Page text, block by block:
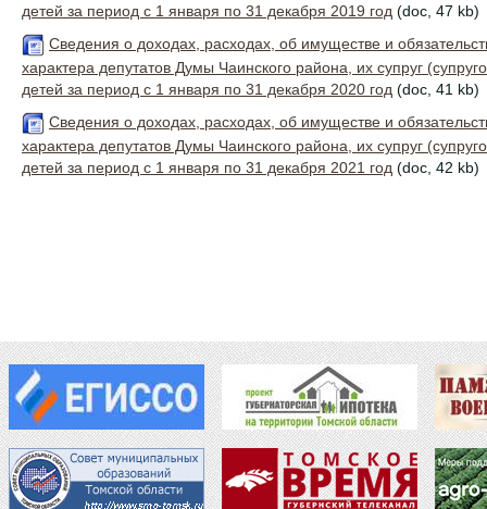
детей за период с 1 января по 31 декабря 2019 год (doc, 47 kb)
Сведения о доходах, расходах, об имуществе и
характера депутатов Думы Чаинского района, их супруг
детей за период с 1 января по 31 декабря 2020 год (doc, 41 kb)
Сведения о доходах, расходах, об имуществе и
характера депутатов Думы Чаинского района, их супруг
детей за период с 1 января по 31 декабря 2021 год (doc, 42 kb)